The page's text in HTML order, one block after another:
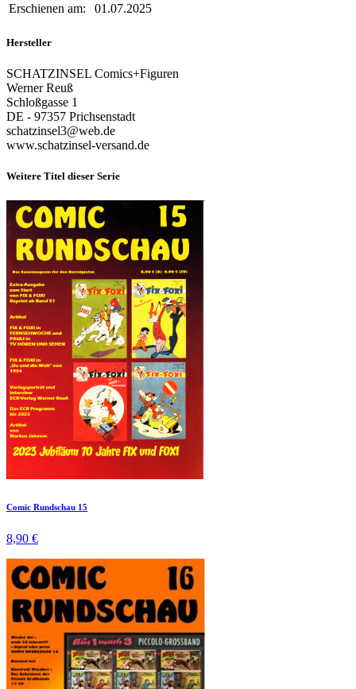
Erschienen am: 01.07.2025
Hersteller
SCHATZINSEL Comics+Figuren
Werner Reuß
Schloßgasse 1
DE - 97357 Prichsenstadt
schatzinsel3@web.de
www.schatzinsel-versand.de
Weitere Titel dieser Serie
Comic Rundschau 15
8,90 €